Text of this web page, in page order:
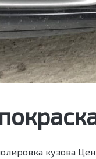
кузова